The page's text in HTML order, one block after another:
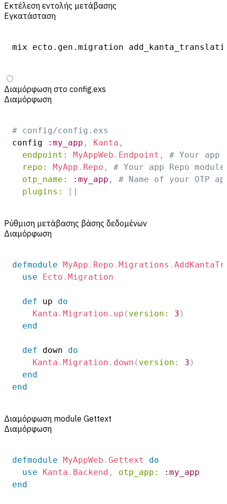
Εκτέλεση εντολής μετάβασης
Εγκατάσταση
mix ecto.gen.migration
Διαμόρφωση στο config.exs
Διαμόρφωση
# config/config.exs
config
:my_app , Kanta ,
endpoint:
MyAppWeb . Endpoint ,
# Your app
repo:
MyApp . Repo ,
# Your app Repo module
otp_name:
:my_app ,
# Name of your OTP
plugins:
[ ]
Ρύθμιση μετάβασης βάσης δεδομένων
Διαμόρφωση
defmodule MyApp . Repo . Migrations .
use
Ecto . Migration
def up do
Kanta . Migration . up ( version: 3 )
end
def down do
Kanta . Migration . down ( version: 3 )
end
end
Διαμόρφωση module Gettext
Διαμόρφωση
defmodule MyAppWeb . Gettext
do
use
Kanta . Backend , otp_app:
:my_app
end